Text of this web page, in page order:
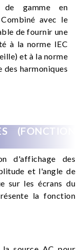
de gamme en
avec le
de fournir une
à la norme IEC
et à la norme
harmoniques
(FONCTION
d'affichage des
et l'angle de
sur les écrans du
la fonction